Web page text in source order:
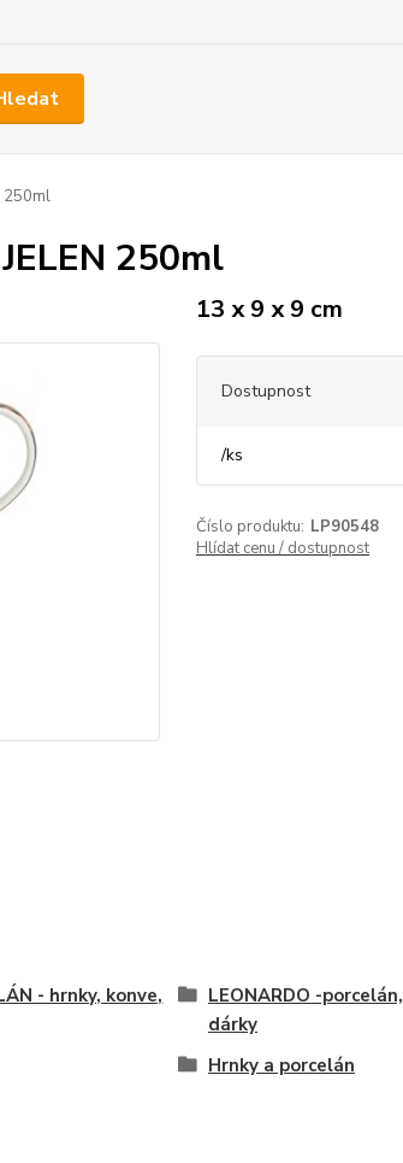
250ml
250ml
13 x 9 x 9 cm
Dostupnost
/ks
Číslo produktu: LP90548
Hlídat cenu / dostupnost
- hrnky, konve,
LEONARDO -porcelán,
dárky
Hrnky a porcelán